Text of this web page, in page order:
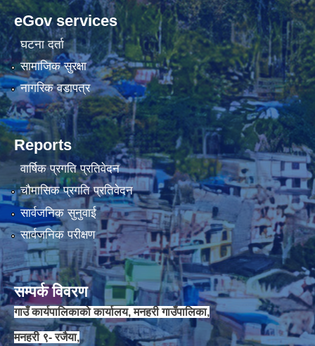
eGov services
घटना दर्ता
सामाजिक सुरक्षा
नागरिक वडापत्र
Reports
वार्षिक प्रगति प्रतिवेदन
चौमासिक प्रगति प्रतिवेदन
सार्वजनिक सुनुवाई
सार्वजनिक परीक्षण
सम्पर्क विवरण
गाउँ कार्यपालिकाको कार्यालय, मनहरी गाउँपालिका,
मनहरी ९- रजैया,